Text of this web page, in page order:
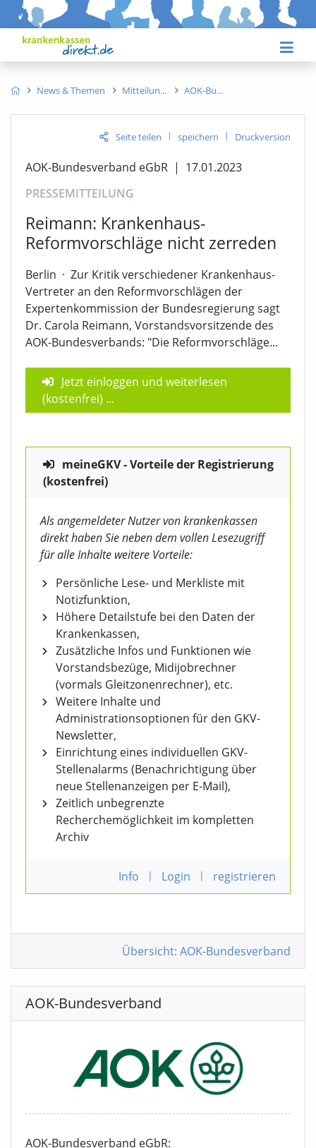
News & Themen Mitteilun AOK-Bu
Seite teilen | speichern | Druckversion
AOK-Bundesverband eGbR | 17.01.2023
PRESSEMITTEILUNG
Reimann: Krankenhaus-
Reformvorschläge nicht zerreden
Berlin · Zur Kritik verschiedener Krankenhaus-
Vertreter an den Reformvorschlägen der
Expertenkommission der Bundesregierung sagt
Dr. Carola Reimann, Vorstandsvorsitzende des
AOK-Bundesverbands: "Die Reformvorschläge...
Jetzt einloggen und weiterlesen
(kostenfrei) ...
meineGKV - Vorteile der Registrierung
(kostenfrei)
Als angemeldeter Nutzer von krankenkassen
direkt haben Sie neben dem vollen Lesezugriff
für alle Inhalte weitere Vorteile:
Persönliche Lese- und Merkliste mit
Notizfunktion,
Höhere Detailstufe bei den Daten der
Krankenkassen,
Zusätzliche Infos und Funktionen wie
Vorstandsbezüge, Midijobrechner
(vormals Gleitzonenrechner), etc.
Weitere Inhalte und
Administrationsoptionen für den GKV-
Newsletter,
Einrichtung eines individuellen GKV-
Stellenalarms (Benachrichtigung über
neue Stellenanzeigen per E-Mail),
Zeitlich unbegrenzte
Recherchemöglichkeit im kompletten
Archiv
Info | Login | registrieren
Übersicht: AOK-Bundesverband
AOK-Bundesverband
AOK-Bundesverband eGbR: